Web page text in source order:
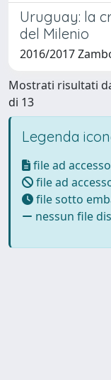
Uruguay: la
del Milenio
2016/2017
Mostrati risultati
di 13
Legenda
file ad
file ad
file sotto
nessun file